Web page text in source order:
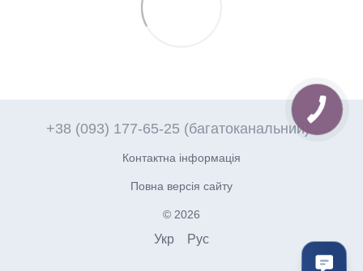
+38 (093) 177-65-25 (багатоканальний)
Контактна інформація
Повна версія сайту
© 2026
Укр Рус